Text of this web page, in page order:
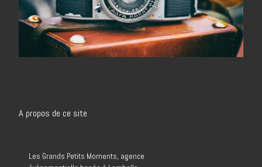
A propos de ce site
Les Grands Petits Moments, agence